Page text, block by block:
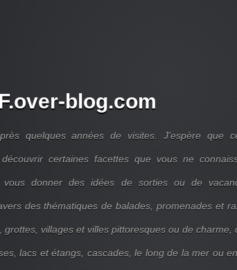
blog.com
quelques années de visites. J'espère que
certaines facettes que vous ne
vous donner des idées de sorties ou de
des thématiques de balades, promenades et
grottes, villages et villes pittoresques ou de charme,
lacs et étangs, cascades, le long de la mer ou